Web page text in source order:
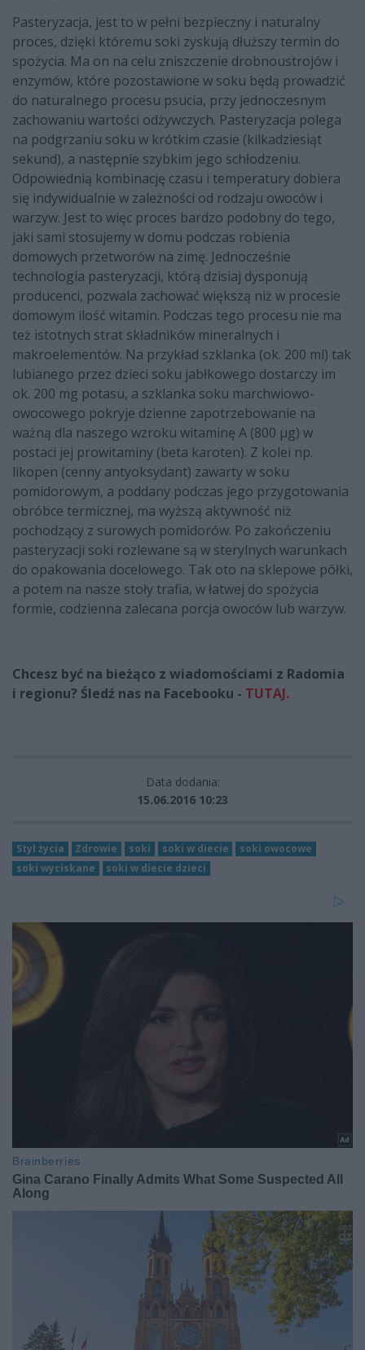
Pasteryzacja, jest to w pełni bezpieczny i naturalny
proces, dzięki któremu soki zyskują dłuższy termin do
spożycia. Ma on na celu zniszczenie drobnoustrojów i
enzymów, które pozostawione w soku będą prowadzić
do naturalnego procesu psucia, przy jednoczesnym
zachowaniu wartości odżywczych. Pasteryzacja polega
na podgrzaniu soku w krótkim czasie (kilkadziesiąt
sekund), a następnie szybkim jego schłodzeniu.
Odpowiednią kombinację czasu i temperatury dobiera
się indywidualnie w zależności od rodzaju owoców i
warzyw. Jest to więc proces bardzo podobny do tego,
jaki sami stosujemy w domu podczas robienia
domowych przetworów na zimę. Jednocześnie
technologia pasteryzacji, którą dzisiaj dysponują
producenci, pozwala zachować większą niż w procesie
domowym ilość witamin. Podczas tego procesu nie ma
też istotnych strat składników mineralnych i
makroelementów. Na przykład szklanka (ok. 200 ml) tak
lubianego przez dzieci soku jabłkowego dostarczy im
ok. 200 mg potasu, a szklanka soku marchwiowo-
owocowego pokryje dzienne zapotrzebowanie na
ważną dla naszego wzroku witaminę A (800 µg) w
postaci jej prowitaminy (beta karoten). Z kolei np.
likopen (cenny antyoksydant) zawarty w soku
pomidorowym, a poddany podczas jego przygotowania
obróbce termicznej, ma wyższą aktywność niż
pochodzący z surowych pomidorów. Po zakończeniu
pasteryzacji soki rozlewane są w sterylnych warunkach
do opakowania docelowego. Tak oto na sklepowe półki,
a potem na nasze stoły trafia, w łatwej do spożycia
formie, codzienna zalecana porcja owoców lub warzyw.
Chcesz być na bieżąco z wiadomościami z Radomia
i regionu? Śledź nas na Facebooku - TUTAJ.
Data dodania:
15.06.2016 10:23
Styl życia Zdrowie soki soki w diecie
soki owocowe
soki wyciskane
soki w diecie dzieci